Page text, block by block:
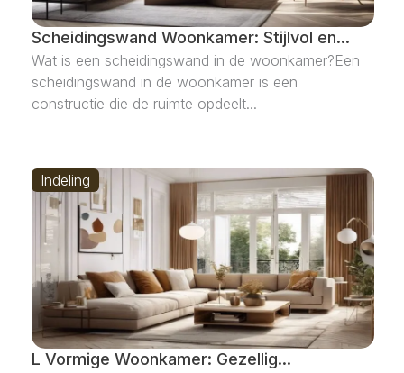
Scheidingswand Woonkamer: Stijlvol en...
Wat is een scheidingswand in de woonkamer?Een
scheidingswand in de woonkamer is een
constructie die de ruimte opdeelt...
Indeling
L Vormige Woonkamer: Gezellig...